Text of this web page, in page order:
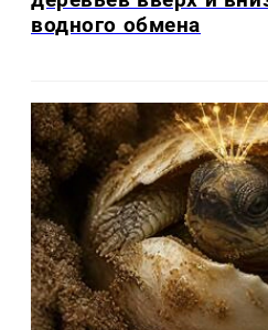
водного обмена